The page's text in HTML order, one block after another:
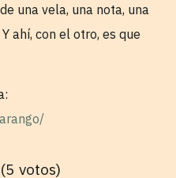
una vela, una nota, una
ahí, con el otro, es que
votos)